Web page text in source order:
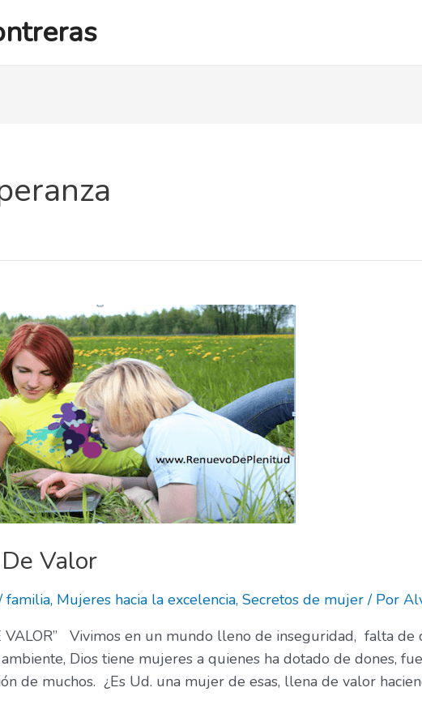
Valor
familia, Mujeres hacia la excelencia, Secretos de mujer/ Por
VALOR” Vivimos en un mundo lleno de inseguridad, falta de
Dios tiene mujeres a quienes ha dotado de dones,
de muchos. ¿Es Ud. una mujer de esas, llena de valor